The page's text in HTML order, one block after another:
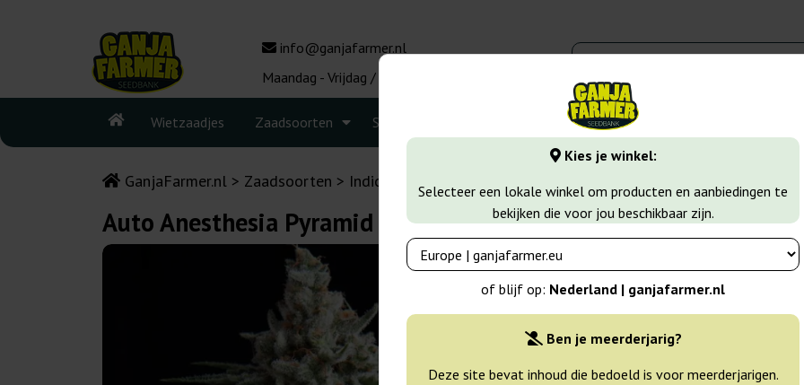
Kies je winkel:
Selecteer een lokale winkel om producten en aanbiedingen te
bekijken die voor jou beschikbaar zijn.
of blijf op: Nederland | ganjafarmer.nl
Ben je meerderjarig?
Deze site bevat inhoud die bedoeld is voor meerderjarigen.
info@ganjafarmer.nl
Maandag - Vrijdag / 10:00 - 16:00
Wietzaadjes Zaadsoorten Seedbanks Meer
GanjaFarmer.nl Zaadsoorten Indica zaden
Auto Anesthesia Pyramid Seeds
Pyramid Seeds
1 zaad